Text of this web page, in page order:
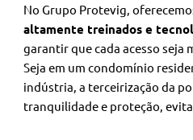
No Grupo Protevig,
altamente treinados e
garantir que cada acesso seja
Seja em um condomínio
indústria, a terceirização da
tranquilidade e proteção,